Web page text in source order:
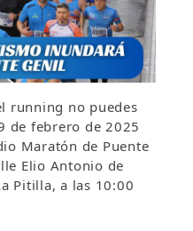
running no puedes
de febrero de 2025
Maratón de Puente
Elio Antonio de
Pitilla, a las 10:00